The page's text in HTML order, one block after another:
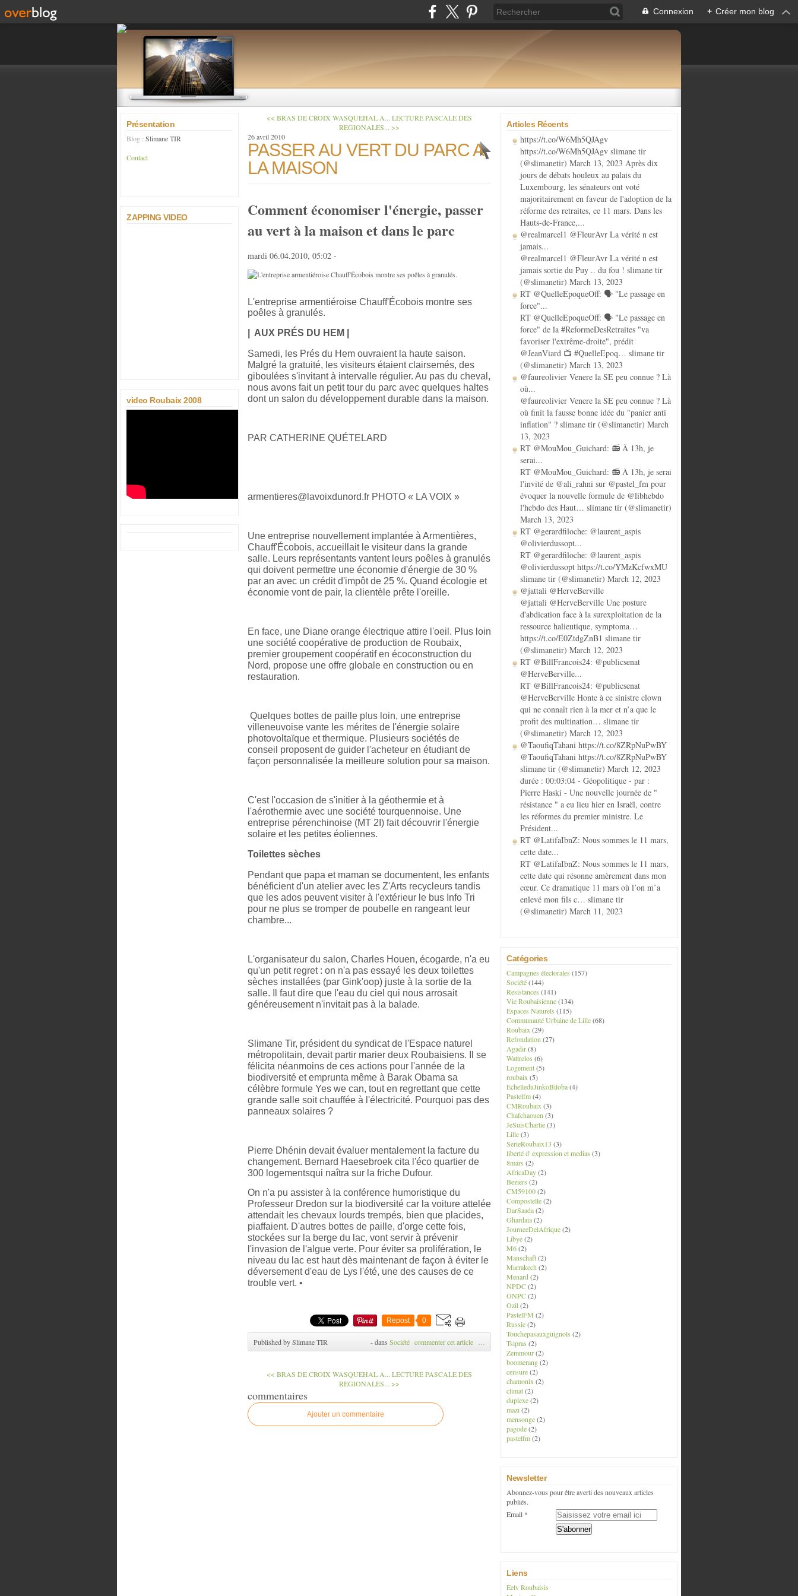
Connexion + Créer mon blog
Présentation
Blog : Slimane TIR
Contact
ZAPPING VIDEO
video Roubaix 2008
<< BRAS DE CROIX WASQUEHAL A... LECTURE PASCALE DES
REGIONALES... >>
26 avril 2010
PASSER AU VERT DU PARC A
LA MAISON
Comment économiser l'énergie, passer
au vert à la maison et dans le parc
mardi 06.04.2010, 05:02 -
L'entreprise armentiéroise Chauff'Écobois montre ses
poêles à granulés.
| AUX PRÉS DU HEM |
Samedi, les Prés du Hem ouvraient la haute saison.
Malgré la gratuité, les visiteurs étaient clairsemés, des
giboulées s'invitant à intervalle régulier. Au pas du cheval,
nous avons fait un petit tour du parc avec quelques haltes
dont un salon du développement durable dans la maison.
PAR CATHERINE QUÉTELARD
armentieres@lavoixdunord.fr PHOTO « LA VOIX »
Une entreprise nouvellement implantée à Armentières,
Chauff'Écobois, accueillait le visiteur dans la grande
salle. Leurs représentants vantent leurs poêles à granulés
qui doivent permettre une économie d'énergie de 30 %
par an avec un crédit d'impôt de 25 %. Quand écologie et
économie vont de pair, la clientèle prête l'oreille.
En face, une Diane orange électrique attire l'oeil. Plus loin
une société coopérative de production de Roubaix,
premier groupement coopératif en écoconstruction du
Nord, propose une offre globale en construction ou en
restauration.
Quelques bottes de paille plus loin, une entreprise
villeneuvoise vante les mérites de l'énergie solaire
photovoltaïque et thermique. Plusieurs sociétés de
conseil proposent de guider l'acheteur en étudiant de
façon personnalisée la meilleure solution pour sa maison.
C'est l'occasion de s'initier à la géothermie et à
l'aérothermie avec une société tourquennoise. Une
entreprise pérenchinoise (MT 2I) fait découvrir l'énergie
solaire et les petites éoliennes.
Toilettes sèches
Pendant que papa et maman se documentent, les enfants
bénéficient d'un atelier avec les Z'Arts recycleurs tandis
que les ados peuvent visiter à l'extérieur le bus Info Tri
pour ne plus se tromper de poubelle en rangeant leur
chambre...
L'organisateur du salon, Charles Houen, écogarde, n'a eu
qu'un petit regret : on n'a pas essayé les deux toilettes
sèches installées (par Gink'oop) juste à la sortie de la
salle. Il faut dire que l'eau du ciel qui nous arrosait
généreusement n'invitait pas à la balade.
Slimane Tir, président du syndicat de l'Espace naturel
métropolitain, devait partir marier deux Roubaisiens. Il se
félicita néanmoins de ces actions pour l'année de la
biodiversité et emprunta même à Barak Obama sa
célèbre formule Yes we can, tout en regrettant que cette
grande salle soit chauffée à l'électricité. Pourquoi pas des
panneaux solaires ?
Pierre Dhénin devait évaluer mentalement la facture du
changement. Bernard Haesebroek cita l'éco quartier de
300 logementsqui naîtra sur la friche Dufour.
On n'a pu assister à la conférence humoristique du
Professeur Dredon sur la biodiversité car la voiture attelée
attendait les chevaux lourds trempés, bien que placides,
piaffaient. D'autres bottes de paille, d'orge cette fois,
stockées sur la berge du lac, vont servir à prévenir
l'invasion de l'algue verte. Pour éviter sa prolifération, le
niveau du lac est haut dès maintenant de façon à éviter le
déversement d'eau de Lys l'été, une des causes de ce
trouble vert. •
Repost 0
Published by Slimane TIR -dans Société commenter cet article …
<< BRAS DE CROIX WASQUEHAL A... LECTURE PASCALE DES
REGIONALES... >>
commentaires
Ajouter un commentaire
Articles Récents
https://t.co/W6Mh5QJAgv
https://t.co/W6Mh5QJAgv slimane tir
(@slimanetir) March 13, 2023 Après dix
jours de débats houleux au palais du
Luxembourg, les sénateurs ont voté
majoritairement en faveur de l'adoption de la
réforme des retraites, ce 11 mars. Dans les
Hauts-de-France,...
@realmarcel1 @FleurAvr La vérité n est
jamais...
@realmarcel1 @FleurAvr La vérité n est
jamais sortie du Puy .. du fou ! slimane tir
(@slimanetir) March 13, 2023
RT @QuelleEpoqueOff: 🗣️ "Le passage en
force"...
RT @QuelleEpoqueOff: 🗣️ "Le passage en
force" de la #ReformeDesRetraites "va
favoriser l'extrême-droite", prédit
@JeanViard 📺 #QuelleEpoq… slimane tir
(@slimanetir) March 13, 2023
@faureolivier Venere la SE peu connue ? Là
où...
@faureolivier Venere la SE peu connue ? Là
où finit la fausse bonne idée du "panier anti
inflation" ? slimane tir (@slimanetir) March
13, 2023
RT @MouMou_Guichard: 📻 À 13h, je
serai...
RT @MouMou_Guichard: 📻 À 13h, je serai
l'invité de @ali_rahni sur @pastel_fm pour
évoquer la nouvelle formule de @libhebdo
l'hebdo des Haut… slimane tir (@slimanetir)
March 13, 2023
RT @gerardfiloche: @laurent_aspis
@olivierdussopt...
RT @gerardfiloche: @laurent_aspis
@olivierdussopt https://t.co/YMzKcfwxMU
slimane tir (@slimanetir) March 12, 2023
@jattali @HerveBerville
@jattali @HerveBerville Une posture
d'abdication face à la surexploitation de la
ressource halieutique, symptoma…
https://t.co/E0ZtdgZnB1 slimane tir
(@slimanetir) March 12, 2023
RT @BillFrancois24: @publicsenat
@HerveBerville...
RT @BillFrancois24: @publicsenat
@HerveBerville Honte à ce sinistre clown
qui ne connaît rien à la mer et n’a que le
profit des multination… slimane tir
(@slimanetir) March 12, 2023
@TaoufiqTahani https://t.co/8ZRpNuPwBY
@TaoufiqTahani https://t.co/8ZRpNuPwBY
slimane tir (@slimanetir) March 12, 2023
durée : 00:03:04 - Géopolitique - par :
Pierre Haski - Une nouvelle journée de "
résistance " a eu lieu hier en Israël, contre
les réformes du premier ministre. Le
Président...
RT @LatifaIbnZ: Nous sommes le 11 mars,
cette date...
RT @LatifaIbnZ: Nous sommes le 11 mars,
cette date qui résonne amèrement dans mon
cœur. Ce dramatique 11 mars où l’on m’a
enlevé mon fils c… slimane tir
(@slimanetir) March 11, 2023
Catégories
Campagnes électorales (157)
Société(144)
Resistances (141)
Vie Roubaisienne(134)
Espaces Naturels (115)
Communauté Urbaine de Lille(68)
Roubaix (29)
Refondation (27)
Agadir(8)
Wattrelos (6)
Logement(5)
roubaix (5)
EchelleduJinkoBiloba(4)
Pastelfm(4)
CMRoubaix (3)
Chafchaouen (3)
JeSuisCharlie(3)
Lille(3)
SerieRoubaix13 (3)
liberté d' expression et medias (3)
8mars (2)
AfricaDay(2)
Beziers (2)
CM59100(2)
Compostelle(2)
DarSaada(2)
Ghardaia(2)
JourneeDelAfrique(2)
Libye(2)
M6(2)
Manschaft(2)
Marrakech (2)
Menard(2)
NPDC(2)
ONPC(2)
Ozil(2)
PastelFM (2)
Russie(2)
Touchepasauxguignols (2)
Tsipras (2)
Zemmour(2)
boomerang(2)
censure(2)
chamonix (2)
climat(2)
duplexe(2)
mazi(2)
mensonge(2)
pagode(2)
pastelfm(2)
Newsletter
Abonnez-vous pour être averti des nouveaux articles
publiés.
Email
Liens
Eelv Roubaisis